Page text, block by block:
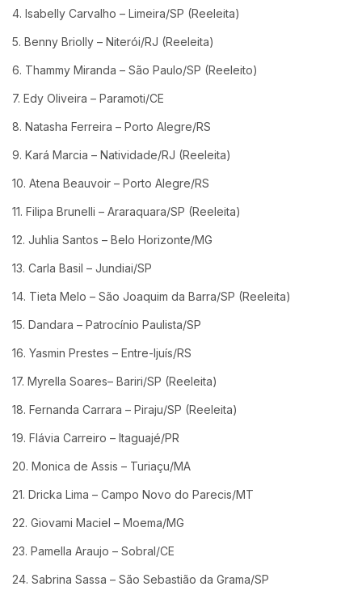
4. Isabelly Carvalho – Limeira/SP (Reeleita)
5. Benny Briolly – Niterói/RJ (Reeleita)
6. Thammy Miranda – São Paulo/SP (Reeleito)
7. Edy Oliveira – Paramoti/CE
8. Natasha Ferreira – Porto Alegre/RS
9. Kará Marcia – Natividade/RJ (Reeleita)
10. Atena Beauvoir – Porto Alegre/RS
11. Filipa Brunelli – Araraquara/SP (Reeleita)
12. Juhlia Santos – Belo Horizonte/MG
13. Carla Basil – Jundiai/SP
14. Tieta Melo – São Joaquim da Barra/SP (Reeleita)
15. Dandara – Patrocínio Paulista/SP
16. Yasmin Prestes – Entre-Ijuís/RS
17. Myrella Soares– Bariri/SP (Reeleita)
18. Fernanda Carrara – Piraju/SP (Reeleita)
19. Flávia Carreiro – Itaguajé/PR
20. Monica de Assis – Turiaçu/MA
21. Dricka Lima – Campo Novo do Parecis/MT
22. Giovami Maciel – Moema/MG
23. Pamella Araujo – Sobral/CE
24. Sabrina Sassa – São Sebastião da Grama/SP